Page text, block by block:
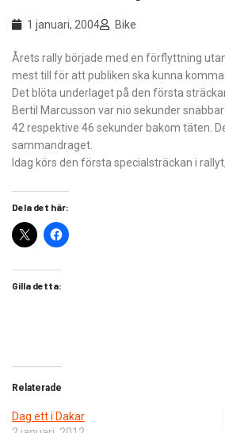
1 januari, 2004 Bike
Årets rally började med en förflyttning
mest till för att publiken ska kunna
Det blöta underlaget på den första
Bertil Marcusson var nio sekunder
42 respektive 46 sekunder bakom täten.
sammandraget.
Idag körs den första specialsträckan i
Dela det här:
Gilla detta:
Relaterade
Dag ett i Dakar